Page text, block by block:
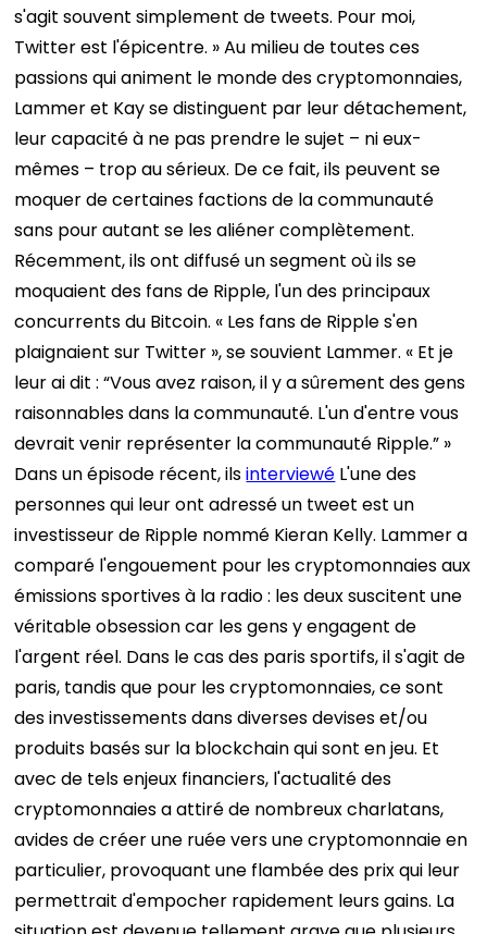
s'agit souvent simplement de tweets. Pour moi,
Twitter est l'épicentre. »Au milieu de toutes ces
passions qui animent le monde des cryptomonnaies,
Lammer et Kay se distinguent par leur détachement,
leur capacité à ne pas prendre le sujet – ni eux-
mêmes – trop au sérieux. De ce fait, ils peuvent se
moquer de certaines factions de la communauté
sans pour autant se les aliéner complètement.
Récemment, ils ont diffusé un segment où ils se
moquaient des fans de Ripple, l'un des principaux
concurrents du Bitcoin. « Les fans de Ripple s'en
plaignaient sur Twitter », se souvient Lammer. « Et je
leur ai dit : “Vous avez raison, il y a sûrement des gens
raisonnables dans la communauté. L'un d'entre vous
devrait venir représenter la communauté Ripple.” »
Dans un épisode récent, ilsinterviewé L'une des
personnes qui leur ont adressé un tweet est un
investisseur de Ripple nommé Kieran Kelly. Lammer a
comparé l'engouement pour les cryptomonnaies aux
émissions sportives à la radio : les deux suscitent une
véritable obsession car les gens y engagent de
l'argent réel. Dans le cas des paris sportifs, il s'agit de
paris, tandis que pour les cryptomonnaies, ce sont
des investissements dans diverses devises et/ou
produits basés sur la blockchain qui sont en jeu. Et
avec de tels enjeux financiers, l'actualité des
cryptomonnaies a attiré de nombreux charlatans,
avides de créer une ruée vers une cryptomonnaie en
particulier, provoquant une flambée des prix qui leur
permettrait d'empocher rapidement leurs gains. La